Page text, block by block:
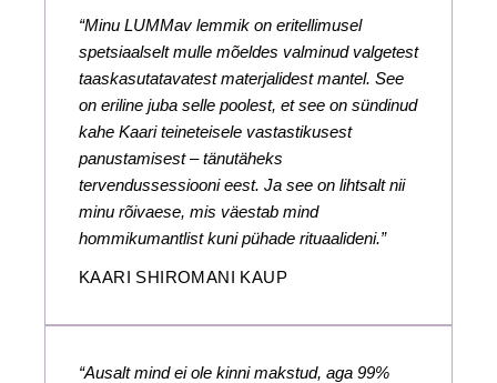
“Minu LUMMav lemmik on eritellimusel
spetsiaalselt mulle mõeldes valminud valgetest
taaskasutatavatest materjalidest mantel. See
on eriline juba selle poolest, et see on sündinud
kahe Kaari teineteisele vastastikusest
panustamisest – tänutäheks
tervendussessiooni eest. Ja see on lihtsalt nii
minu rõivaese, mis väestab mind
hommikumantlist kuni pühade rituaalideni.”
KAARI SHIROMANI KAUP
“Ausalt mind ei ole kinni makstud, aga 99%